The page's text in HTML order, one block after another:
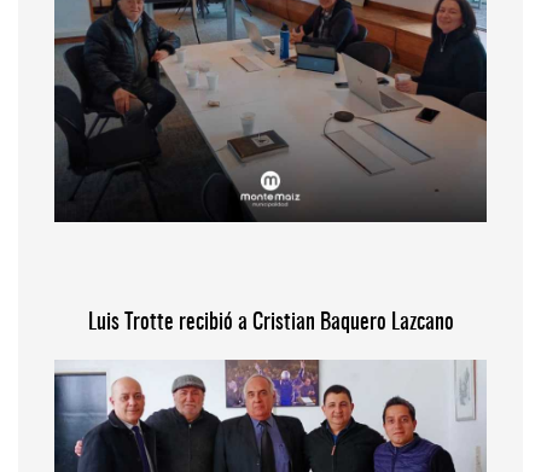
Luis Trotte recibió a Cristian Baquero Lazcano